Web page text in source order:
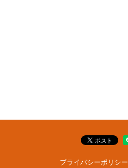
プライバシーポリシー